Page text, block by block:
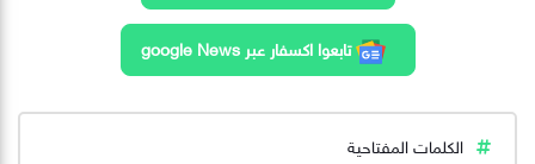
تابعوا اكسفار عبر google News
الكلمات المفتاحية